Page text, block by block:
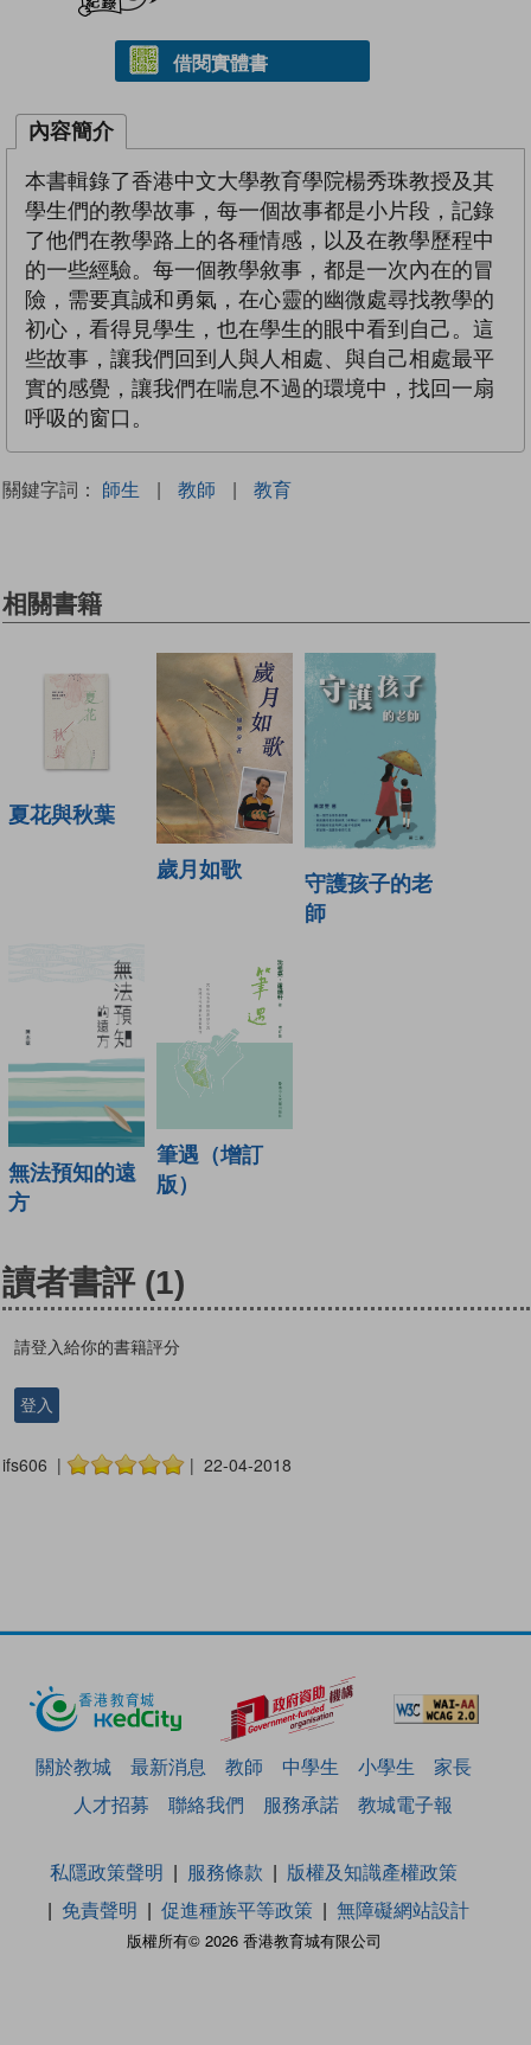
借閱實體書
內容簡介
本書輯錄了香港中文大學教育學院楊秀珠教授及其
學生們的教學故事，每一個故事都是小片段，記錄
了他們在教學路上的各種情感，以及在教學歷程中
的一些經驗。每一個教學敘事，都是一次內在的冒
險，需要真誠和勇氣，在心靈的幽微處尋找教學的
初心，看得見學生，也在學生的眼中看到自己。這
些故事，讓我們回到人與人相處、與自己相處最平
實的感覺，讓我們在喘息不過的環境中，找回一扇
呼吸的窗口。
關鍵字詞： 師生 | 教師 | 教育
相關書籍
夏花與秋葉
歲月如歌
守護孩子的老
師
無法預知的遠
方
筆遇（增訂
版）
讀者書評 (1)
請登入給你的書籍評分
登入
ifs606 | | 22-04-2018
關於教城 最新消息 教師 中學生 小學生
家長
人才招募
聯絡我們 服務承諾 教城電子報
版權所有© 2026 香港教育城有限公司
私隱政策聲明 服務條款
版權及知識產權政策
免責聲明
促進種族平等政策 無障礙網站設計